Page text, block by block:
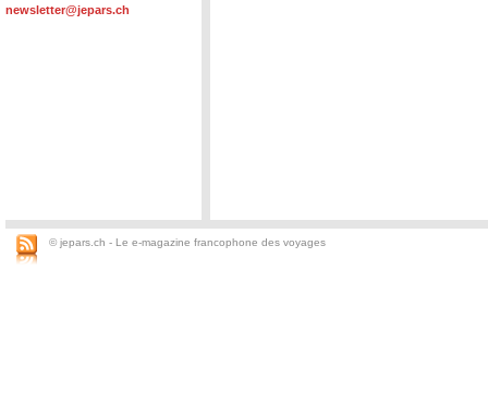
newsletter@jepars.ch
© jepars.ch - Le e-magazine francophone des voyages